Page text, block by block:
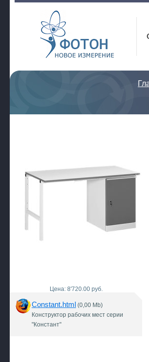
Фотон
Цена: 8'720.00 руб.
Constant.html (0,00 Mb)
Конструктор рабочих мест серии
"Констант"